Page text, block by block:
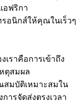
อฟริกา
อนิกส์ให้คุณในเร็วๆ
ราคือการเข้าถึง
ตุสมผล
สมบัติเหมาะสมใน
ารจัดส่งตรงเวลา